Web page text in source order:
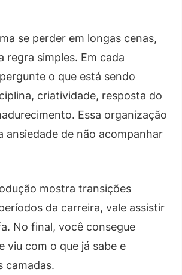
se perder em longas cenas,
regra simples. Em cada
o que está sendo
criatividade, resposta do
Essa organização
ansiedade de não acompanhar
mostra transições
da carreira, vale assistir
No final, você consegue
viu com o que já sabe e
camadas.